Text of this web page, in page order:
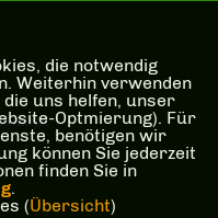
die notwendig
Weiterhin verwenden
uns helfen, unser
Optmierung). Für
benötigen wir
können Sie jederzeit
finden Sie in
.
(Übersicht)